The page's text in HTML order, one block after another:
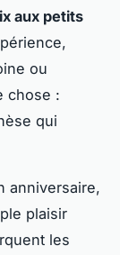
aux petits
ou
chose :
qui
anniversaire,
plaisir
les